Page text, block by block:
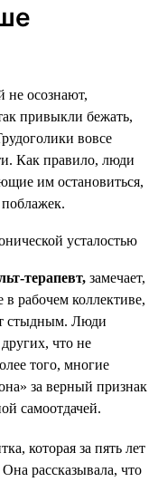
не осознают,
привыкли бежать,
вовсе
Как правило, люди
им остановиться,
терапевт, замечает,
рабочем коллективе,
стыдным. Люди
что не
того, многие
за верный признак
самоотдачей.
которая за пять лет
рассказывала, что